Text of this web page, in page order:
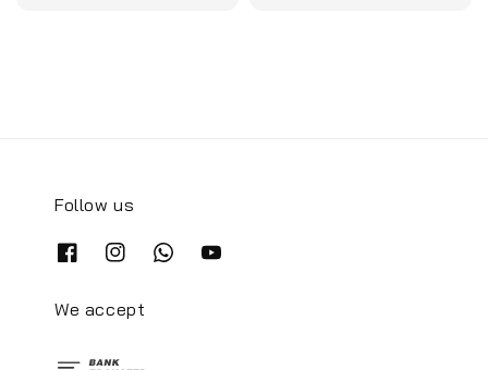
Follow us
We accept